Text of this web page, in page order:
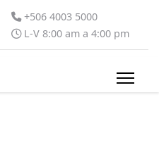
+506 4003 5000
L-V 8:00 am a 4:00 pm